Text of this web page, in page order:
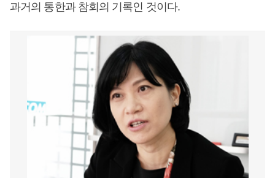
과거의 통한과 참회의 기록인 것이다.